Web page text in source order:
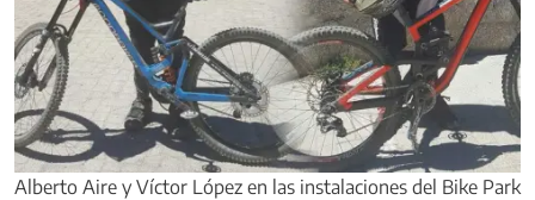
Alberto Aire y Víctor López en las instalaciones del Bike Park